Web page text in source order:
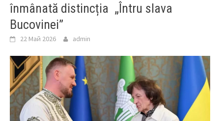
înmânată distincția „Întru slava
Bucovinei”
22 Май 2026 admin